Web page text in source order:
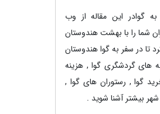
به گوادر این مقاله از وب
شما را با بهشت هندوستان
تا در سفر به گوا هندوستان
های گردشگری گوا , هزینه
گوا , رستوران های گوا ,
بیشتر آشنا شوید .